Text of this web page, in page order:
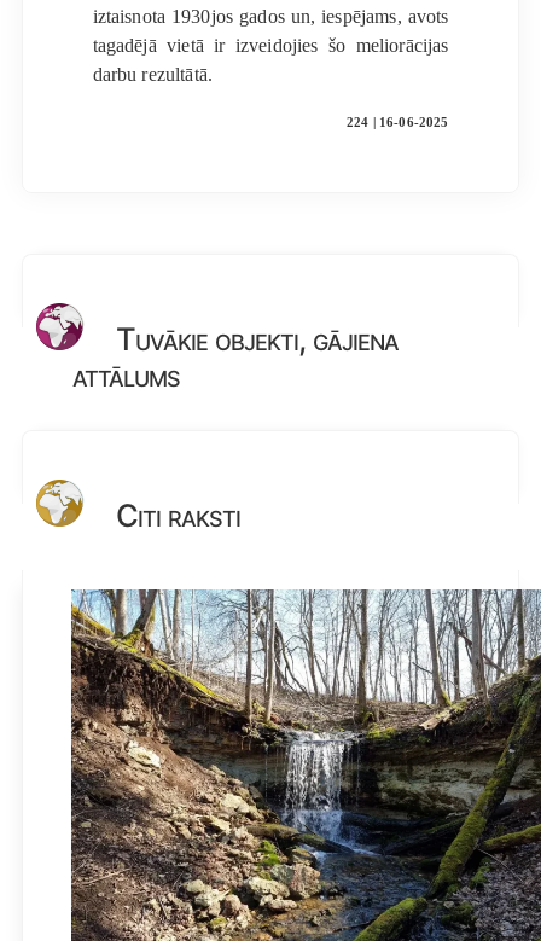
iztaisnota 1930jos gados un, iespējams, avots
tagadējā vietā ir izveidojies šo meliorācijas
darbu rezultātā.
224 | 16-06-2025
Tuvākie objekti, gājiena
attālums
Citi raksti